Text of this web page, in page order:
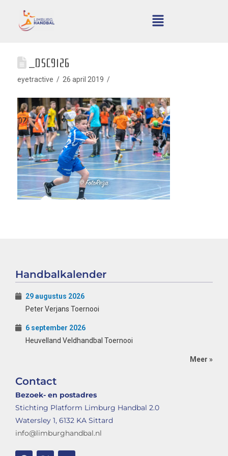
_DSC9126
eyetractive 26 april 2019
Handbalkalender
29 augustus 2026
Peter Verjans Toernooi
6 september 2026
Heuvelland Veldhandbal Toernooi
Meer »
Contact
Bezoek- en postadres
Stichting Platform Limburg Handbal 2.0
Watersley 1, 6132 KA Sittard
info@limburghandbal.nl